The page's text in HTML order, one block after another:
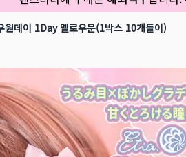
데이 1Day 멜로우문(1박스 10개들이)